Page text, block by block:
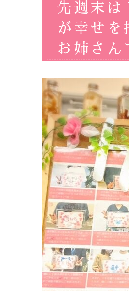
先週末は
が幸せを
お姉さ